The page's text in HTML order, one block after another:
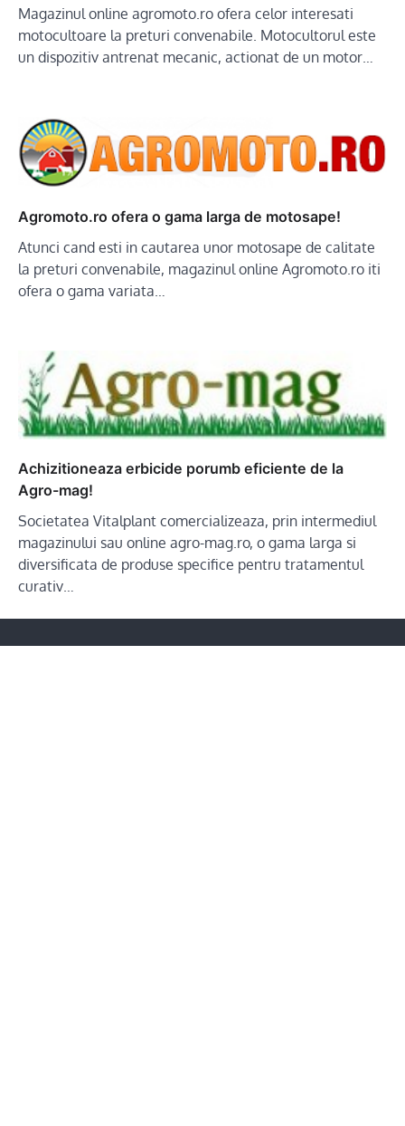
Magazinul online agromoto.ro ofera celor interesati
motocultoare la preturi convenabile. Motocultorul este
un dispozitiv antrenat mecanic, actionat de un motor…
Agromoto.ro ofera o gama larga de motosape!
Atunci cand esti in cautarea unor motosape de calitate
la preturi convenabile, magazinul online Agromoto.ro iti
ofera o gama variata…
Achizitioneaza erbicide porumb eficiente de la
Agro-mag!
Societatea Vitalplant comercializeaza, prin intermediul
magazinului sau online agro-mag.ro, o gama larga si
diversificata de produse specifice pentru tratamentul
curativ…